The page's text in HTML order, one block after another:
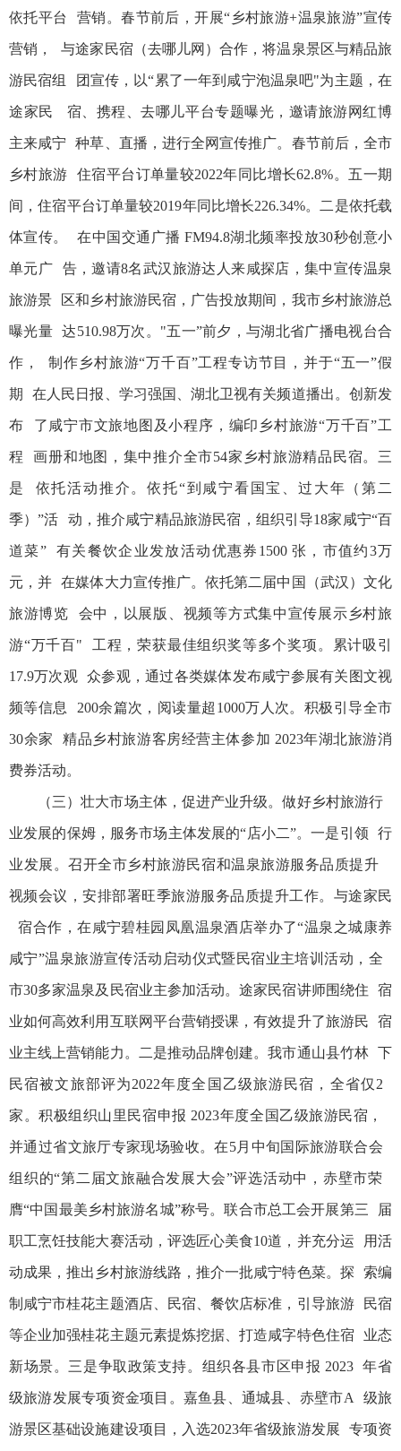
依托平台 营销。春节前后，开展“乡村旅游+温泉旅游”宣传
营销， 与途家民宿（去哪儿网）合作，将温泉景区与精品旅
游民宿组 团宣传，以“累了一年到咸宁泡温泉吧"为主题，在
途家民 宿、携程、去哪儿平台专题曝光，邀请旅游网红博
主来咸宁 种草、直播，进行全网宣传推广。春节前后，全市
乡村旅游 住宿平台订单量较2022年同比增长62.8%。五一期
间，住宿平台订单量较2019年同比增长226.34%。二是依托载
体宣传。 在中国交通广播 FM94.8湖北频率投放30秒创意小
单元广 告，邀请8名武汉旅游达人来咸探店，集中宣传温泉
旅游景 区和乡村旅游民宿，广告投放期间，我市乡村旅游总
曝光量 达510.98万次。"五一”前夕，与湖北省广播电视台合
作， 制作乡村旅游“万千百”工程专访节目，并于“五一”假
期 在人民日报、学习强国、湖北卫视有关频道播出。创新发
布 了咸宁市文旅地图及小程序，编印乡村旅游“万千百”工
程 画册和地图，集中推介全市54家乡村旅游精品民宿。三
是 依托活动推介。依托“到咸宁看国宝、过大年（第二
季）”活 动，推介咸宁精品旅游民宿，组织引导18家咸宁“百
道菜” 有关餐饮企业发放活动优惠券1500 张，市值约3万
元，并 在媒体大力宣传推广。依托第二届中国（武汉）文化
旅游博览 会中，以展版、视频等方式集中宣传展示乡村旅
游“万千百" 工程，荣获最佳组织奖等多个奖项。累计吸引
17.9万次观 众参观，通过各类媒体发布咸宁参展有关图文视
频等信息 200余篇次，阅读量超1000万人次。积极引导全市
30余家 精品乡村旅游客房经营主体参加 2023年湖北旅游消
费券活动。
（三）壮大市场主体，促进产业升级。做好乡村旅游行
业发展的保姆，服务市场主体发展的“店小二”。一是引领 行
业发展。召开全市乡村旅游民宿和温泉旅游服务品质提升
视频会议，安排部署旺季旅游服务品质提升工作。与途家民
宿合作，在咸宁碧桂园凤凰温泉酒店举办了“温泉之城康养
咸宁”温泉旅游宣传活动启动仪式暨民宿业主培训活动，全
市30多家温泉及民宿业主参加活动。途家民宿讲师围绕住 宿
业如何高效利用互联网平台营销授课，有效提升了旅游民 宿
业主线上营销能力。二是推动品牌创建。我市通山县竹林 下
民宿被文旅部评为2022年度全国乙级旅游民宿，全省仅2
家。积极组织山里民宿申报 2023年度全国乙级旅游民宿，
并通过省文旅厅专家现场验收。在5月中旬国际旅游联合会
组织的“第二届文旅融合发展大会”评选活动中，赤壁市荣
膺“中国最美乡村旅游名城”称号。联合市总工会开展第三 届
职工烹饪技能大赛活动，评选匠心美食10道，并充分运 用活
动成果，推出乡村旅游线路，推介一批咸宁特色菜。探 索编
制咸宁市桂花主题酒店、民宿、餐饮店标准，引导旅游 民宿
等企业加强桂花主题元素提炼挖据、打造咸字特色住宿 业态
新场景。三是争取政策支持。组织各县市区申报 2023 年省
级旅游发展专项资金项目。嘉鱼县、通城县、赤壁市A 级旅
游景区基础设施建设项目，入选2023年省级旅游发展 专项资